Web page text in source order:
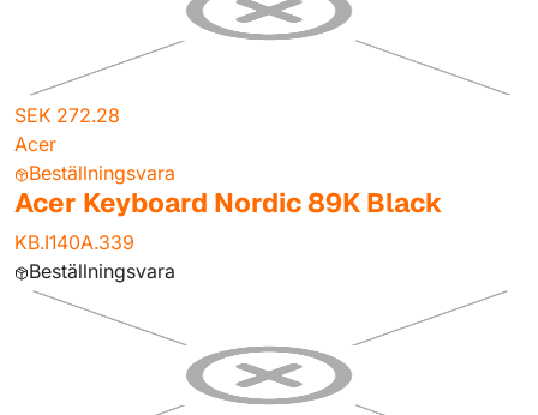
SEK 272.28
Acer
Beställningsvara
Acer Keyboard Nordic 89K Black
KB.I140A.339
Beställningsvara